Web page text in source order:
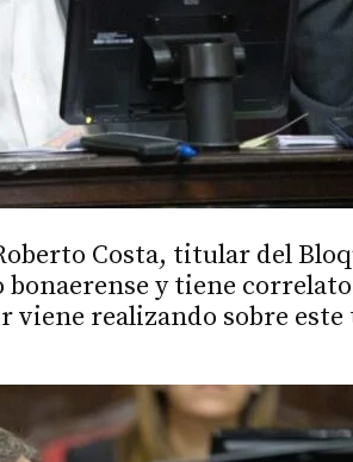
Costa, titular del
bonaerense y tiene
viene realizando sobre este